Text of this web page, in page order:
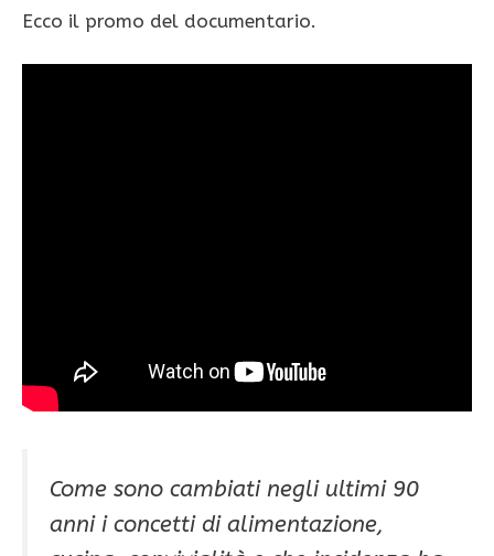
Ecco il promo del documentario.
Come sono cambiati negli ultimi 90
anni i concetti di alimentazione,